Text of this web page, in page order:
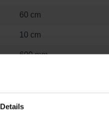
Details
60 cm
10 cm
600 mm